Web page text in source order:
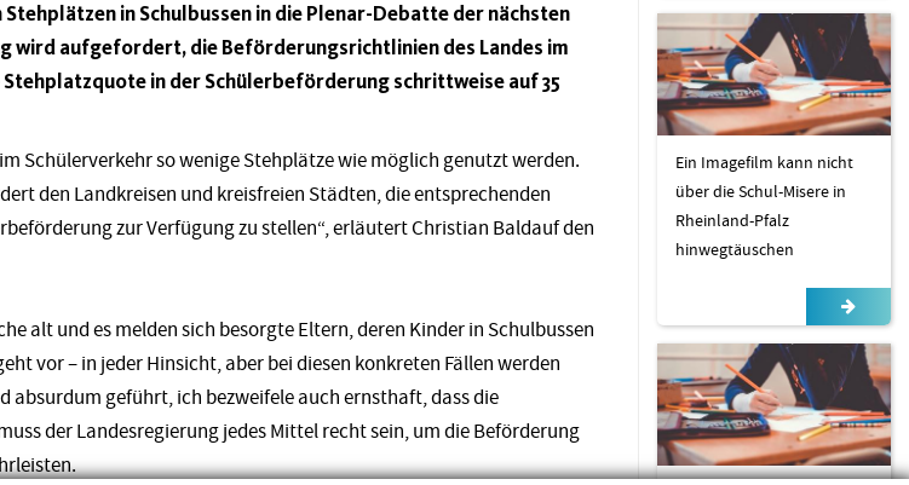
in Schulbussen in die Plenar-Debatte der nächsten
wird aufgefordert, die Beförderungsrichtlinien des Landes im
in der Schülerbeförderung schrittweise auf 35
Schülerverkehr so wenige Stehplätze wie möglich genutzt werden.
den Landkreisen und kreisfreien Städten, die entsprechenden
zur Verfügung zu stellen“, erläutert Christian Baldauf den
alt und es melden sich besorgte Eltern, deren Kinder in Schulbussen
vor – in jeder Hinsicht, aber bei diesen konkreten Fällen werden
geführt, ich bezweifele auch ernsthaft, dass die
der Landesregierung jedes Mittel recht sein, um die Beförderung
Ein Imagefilm kann nicht
über die Schul-Misere in
Rheinland-Pfalz
hinwegtäuschen